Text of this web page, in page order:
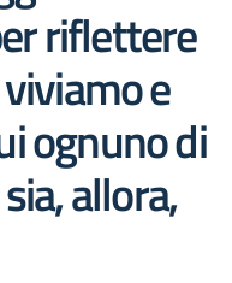
riflettere
e
ognuno di
allora,